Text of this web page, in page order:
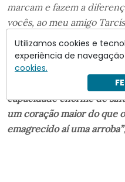
marcam e fazem a
vocês, ao meu amigo
quatro anos…
Convidei
governador, ele deu uma
Flamengo, coitado, né. Ele
conhecia pouca coisa aqui
capacidade enorme de
um coração maior do que
emagrecido aí uma arroba”
Utilizamos cookies e
experiência de
cookies.